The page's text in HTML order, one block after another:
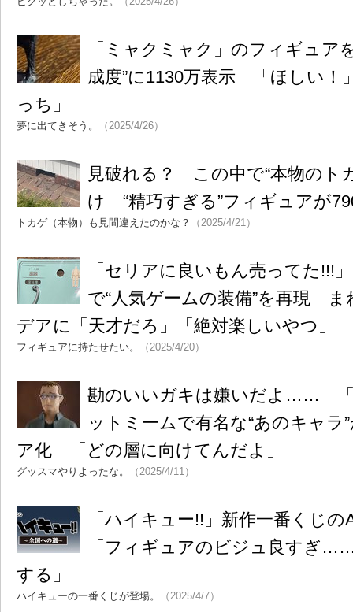
「ミャクミャク」のフィギュア
成度”に1130万表示 「ほしい！
っち」
夢に出てきそう。 （2025/4/26）
見破れる？ この中で“本物のト
け “精巧すぎる”フィギュアが
トカゲ（本物）も見間違えたのかな？ （2025/4/21）
「セリアに良いもん売ってた!!!
で“人気ゲームの装備”を再現
デアに「天才だろ」「絶対楽しいやつ」
フィギュアに持たせたい。 （2025/4/20）
勘のいいガキは嫌いだよ…… 「
ットミームで有名な“あのキャラ
ア化 「どの層に向けてんだよ」
グッスマやりよったな。 （2025/4/11）
「ハイキュー!!」新作一番くじ
「フィギュアのビジュ良すぎ
する」
ハイキューの一番くじが登場。 （2025/4/7）